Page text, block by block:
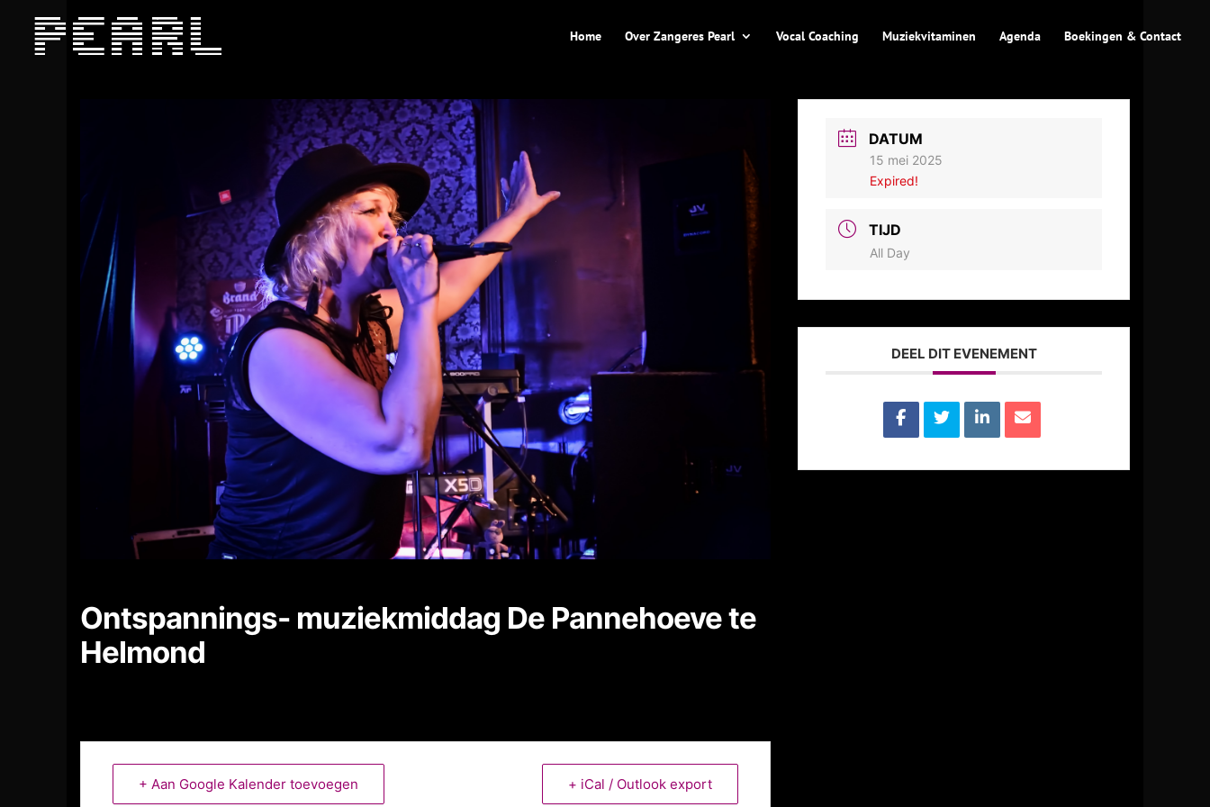
Home Over Zangeres Pearl Vocal Coaching Muziekvitaminen Agenda Boekingen & Contact
Ontspannings- muziekmiddag De Pannehoeve te
Helmond
+ Aan Google Kalender toevoegen + iCal / Outlook export
DATUM
15 mei 2025
Expired!
TIJD
All Day
DEEL DIT EVENEMENT